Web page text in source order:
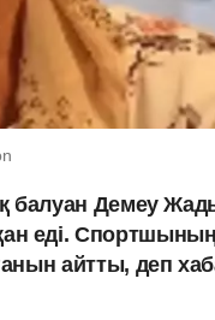
балуан Демеу
еді.
айтты, деп